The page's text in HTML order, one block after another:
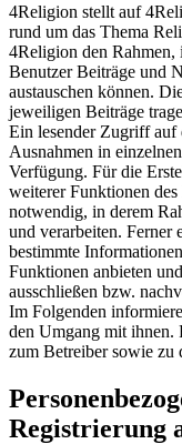
4Religion stellt auf
rund um das Thema
4Religion den Rahmen,
Benutzer Beiträge und
austauschen können.
jeweiligen Beiträge
Ein lesender Zugriff auf
Ausnahmen in
Verfügung. Für die
weiterer Funktionen
notwendig, in derem
und verarbeiten. Ferner
bestimmte
Funktionen anbieten
ausschließen bzw.
Im Folgenden
den Umgang mit ihnen.
zum Betreiber sowie zu
Registrierung